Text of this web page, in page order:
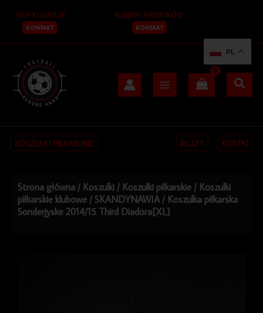
treści
SKUP KOSZULEK
KONTAKT
KLEJENIE NADRUKÓW
KONTAKT
KOSZULKI PIŁKARSKIE BLUZY KURTKI
Strona główna / Koszulki / Koszulki piłkarskie / Koszulki
piłkarskie klubowe / SKANDYNAWIA / Koszulka piłkarska
Sonderjyske 2014/15 Third Diadora[XL]
PL